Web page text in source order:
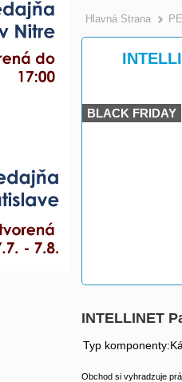
Hlavná Strana
BLACK FRIDAY
INTELLINET
Typ
Obchod si vyhradzuje